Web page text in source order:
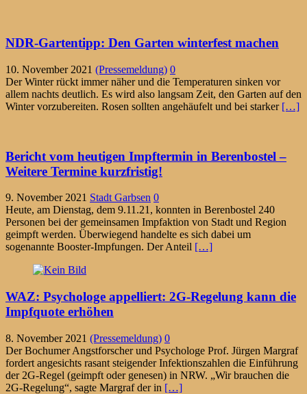
NDR-Gartentipp: Den Garten winterfest machen
10. November 2021 (Pressemeldung) 0
Der Winter rückt immer näher und die Temperaturen sinken vor
allem nachts deutlich. Es wird also langsam Zeit, den Garten auf den
Winter vorzubereiten. Rosen sollten angehäufelt und bei starker […]
Bericht vom heutigen Impftermin in Berenbostel –
Weitere Termine kurzfristig!
9. November 2021 Stadt Garbsen 0
Heute, am Dienstag, dem 9.11.21, konnten in Berenbostel 240
Personen bei der gemeinsamen Impfaktion von Stadt und Region
geimpft werden. Überwiegend handelte es sich dabei um
sogenannte Booster-Impfungen. Der Anteil […]
WAZ: Psychologe appelliert: 2G-Regelung kann die
Impfquote erhöhen
8. November 2021 (Pressemeldung) 0
Der Bochumer Angstforscher und Psychologe Prof. Jürgen Margraf
fordert angesichts rasant steigender Infektionszahlen die Einführung
der 2G-Regel (geimpft oder genesen) in NRW. „Wir brauchen die
2G-Regelung“, sagte Margraf der in […]